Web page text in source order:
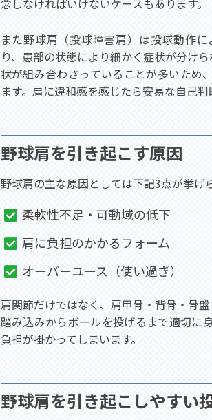
念しなければいけないケースもあります。
また野球肩（投球障害肩）は投球動作
り、患部の状態により細かく症状が分け
状が組み合わさっていることが多いため
ます。肩に違和感を感じたら安易な自己
野球肩を引き起こす原因
野球肩の主な原因としては下記3点が挙げ
柔軟性不足・可動域の低下
肩に負担のかかるフォーム
オーバーユース（使い過ぎ）
肩関節だけではなく、肩甲骨・背骨・骨
踏み込みからボールを投げるまで適切に
負担が掛かってしまいます。
野球肩を引き起こしやすい